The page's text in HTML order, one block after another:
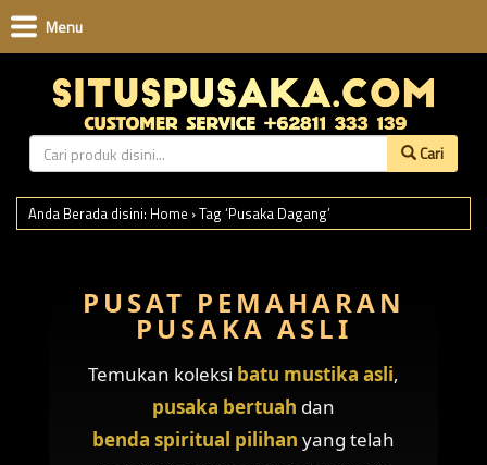
Cari
Menu
Anda Berada disini: Home ›Tag ‘Pusaka Dagang’
PUSAT PEMAHARAN
PUSAKA ASLI
Temukan koleksi batu mustika asli,
pusaka bertuah dan
benda spiritual pilihan yang telah